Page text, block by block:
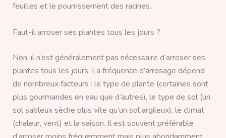
feuilles et le pourrissement des racines.
Faut-il arroser ses plantes tous les jours ?
Non, il n’est généralement pas nécessaire d’arroser ses
plantes tous les jours. La fréquence d’arrosage dépend
de nombreux facteurs : le type de plante (certaines sont
plus gourmandes en eau que d’autres), le type de sol (un
sol sableux sèche plus vite qu’un sol argileux), le climat
(chaleur, vent) et la saison. Il est souvent préférable